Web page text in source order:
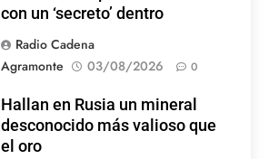
con un ‘secreto’ dentro
Radio Cadena
Agramonte
03/08/2026 0
Hallan en Rusia un mineral
desconocido más valioso que
el oro